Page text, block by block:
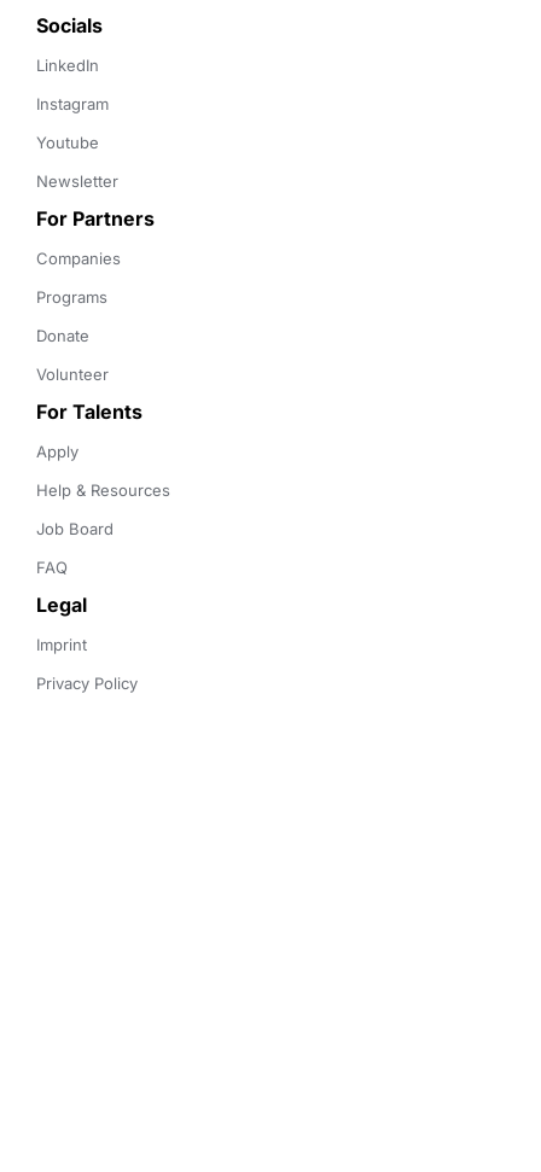
Socials
LinkedIn
Instagram
Youtube
Newsletter
For Partners
Companies
Programs
Donate
Volunteer
For Talents
Apply
Help & Resources
Job Board
FAQ
Legal
Imprint
Privacy Policy